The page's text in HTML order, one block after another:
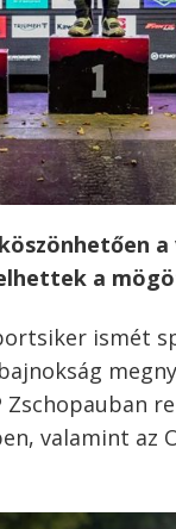
a
ismét
Zschopauban
valamint az